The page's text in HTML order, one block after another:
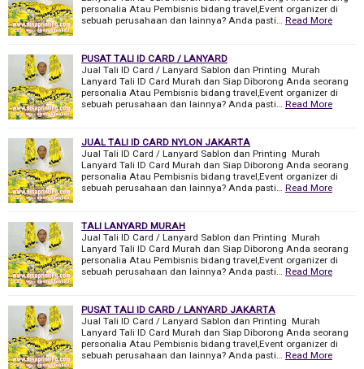
personalia Atau Pembisnis bidang travel,Event organizer di
sebuah perusahaan dan lainnya? Anda pasti… Read More
PUSAT TALI ID CARD / LANYARD
Jual Tali ID Card / Lanyard Sablon dan Printing Murah
Lanyard Tali ID Card Murah dan Siap Diborong Anda seorang
personalia Atau Pembisnis bidang travel,Event organizer di
sebuah perusahaan dan lainnya? Anda pasti… Read More
JUAL TALI ID CARD NYLON JAKARTA
Jual Tali ID Card / Lanyard Sablon dan Printing Murah
Lanyard Tali ID Card Murah dan Siap Diborong Anda seorang
personalia Atau Pembisnis bidang travel,Event organizer di
sebuah perusahaan dan lainnya? Anda pasti… Read More
TALI LANYARD MURAH
Jual Tali ID Card / Lanyard Sablon dan Printing Murah
Lanyard Tali ID Card Murah dan Siap Diborong Anda seorang
personalia Atau Pembisnis bidang travel,Event organizer di
sebuah perusahaan dan lainnya? Anda pasti… Read More
PUSAT TALI ID CARD / LANYARD JAKARTA
Jual Tali ID Card / Lanyard Sablon dan Printing Murah
Lanyard Tali ID Card Murah dan Siap Diborong Anda seorang
personalia Atau Pembisnis bidang travel,Event organizer di
sebuah perusahaan dan lainnya? Anda pasti… Read More